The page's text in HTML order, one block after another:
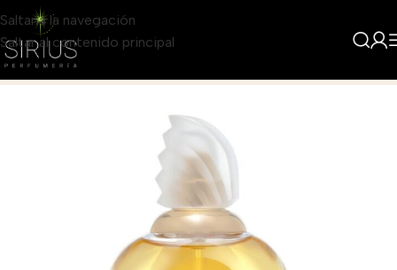
Saltar a la navegación
Saltar al contenido principal
Inicio Producto